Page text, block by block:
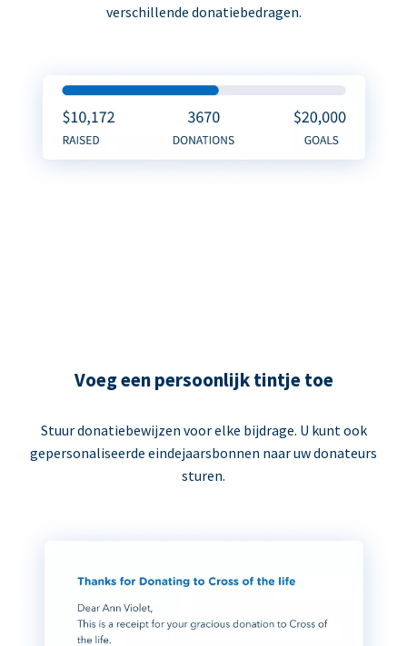
verschillende donatiebedragen.
Voeg een persoonlijk tintje toe
Stuur donatiebewijzen voor elke bijdrage. U kunt ook
gepersonaliseerde eindejaarsbonnen naar uw donateurs
sturen.